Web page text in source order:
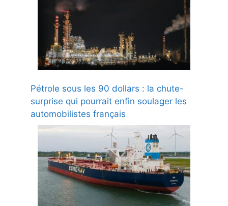
Pétrole sous les 90 dollars : la chute-
surprise qui pourrait enfin soulager les
automobilistes français